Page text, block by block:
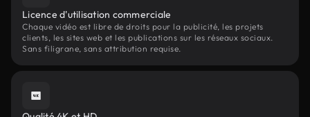
Licence d'utilisation commerciale
Chaque vidéo est libre de droits pour la publicité, les projets
clients, les sites web et les publications sur les réseaux sociaux.
Sans filigrane, sans attribution requise.